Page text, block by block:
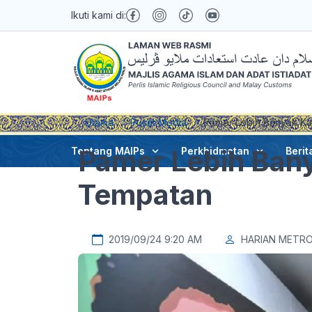
Ikuti kami di:
Tentang MAIPs Perkhidmatan
Utama Pusat Media Pamer Lebih Banyak
Pamer Lebih
Tempatan
2019/09/24 9:20 AM HARIAN METRO